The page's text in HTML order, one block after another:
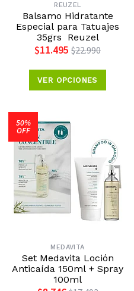
REUZEL
Balsamo Hidratante
Especial para Tatuajes
35grs Reuzel
$11.495 $22.990
VER OPCIONES
50%
OFF
MEDAVITA
Set Medavita Loción
Anticaída 150ml + Spray
100ml